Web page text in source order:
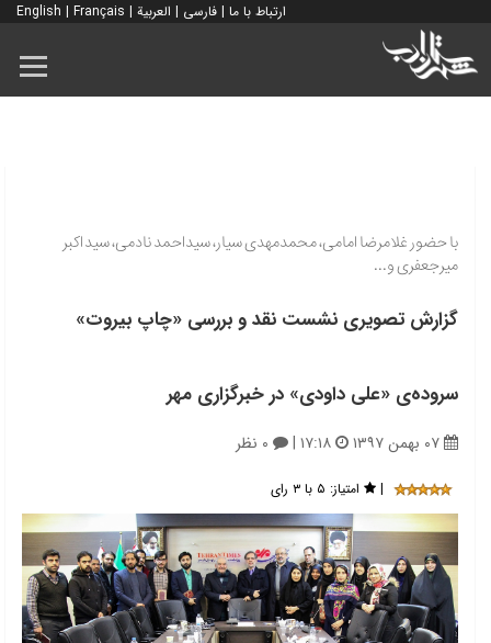
ارتباط با ما | فارسی | العربية |
English | Français
با حضور غلامرضا امامی، محمدمهدی سیار، سیداحمد نادمی، سیداکبر
میرجعفری و...
گزارش تصویری نشست نقد و بررسی «چاپ بیروت»
سروده‌ی «علی داودی» در خبرگزاری مهر
۰۷ بهمن ۱۳۹۷ ۱۷:۱۸ | ۰ نظر
| امتیاز: ۵ با ۳ رای